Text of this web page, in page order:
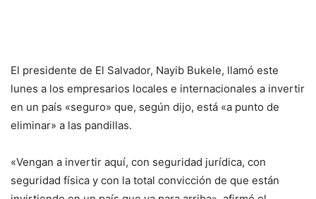
El presidente de El Salvador, Nayib Bukele, llamó este
lunes a los empresarios locales e internacionales a invertir
en un país «seguro» que, según dijo, está «a punto de
eliminar» a las pandillas.
«Vengan a invertir aquí, con seguridad jurídica, con
seguridad física y con la total convicción de que están